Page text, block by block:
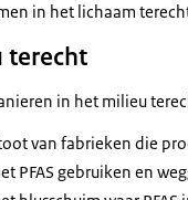
in het lichaam
terecht
in het milieu
van fabrieken die
PFAS gebruiken en